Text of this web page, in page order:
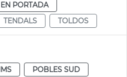
EN PORTADA
TENDALS TOLDOS
POBLES SUD